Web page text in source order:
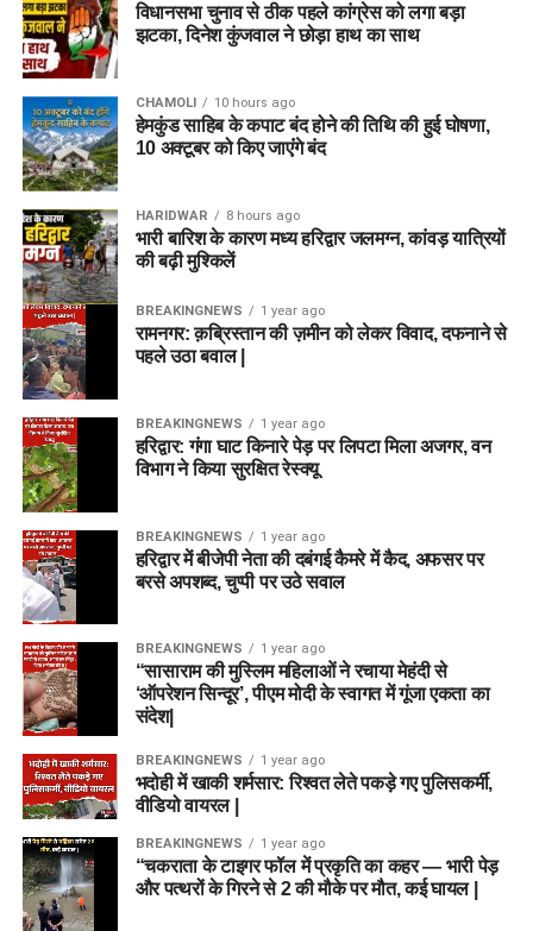
विधानसभा चुनाव से ठीक पहले कांग्रेस को लगा बड़ा
झटका, दिनेश कुंजवाल ने छोड़ा हाथ का साथ
CHAMOLI 10 hours ago
हेमकुंड साहिब के कपाट बंद होने की तिथि की हुई घोषणा,
10 अक्टूबर को किए जाएंंगे बंद
HARIDWAR 8 hours ago
भारी बारिश के कारण मध्य हरिद्वार जलमग्न, कांवड़ यात्रियों
की बढ़ी मुश्किलें
BREAKINGNEWS 1 year ago
रामनगर: क़ब्रिस्तान की ज़मीन को लेकर विवाद, दफनाने से
पहले उठा बवाल |
BREAKINGNEWS 1 year ago
हरिद्वार: गंगा घाट किनारे पेड़ पर लिपटा मिला अजगर, वन
विभाग ने किया सुरक्षित रेस्क्यू
BREAKINGNEWS 1 year ago
हरिद्वार में बीजेपी नेता की दबंगई कैमरे में कैद, अफसर पर
बरसे अपशब्द, चुप्पी पर उठे सवाल
BREAKINGNEWS 1 year ago
“सासाराम की मुस्लिम महिलाओं ने रचाया मेहंदी से
‘ऑपरेशन सिन्दूर’, पीएम मोदी के स्वागत में गूंजा एकता का
संदेश|
BREAKINGNEWS 1 year ago
भदोही में खाकी शर्मसार: रिश्वत लेते पकड़े गए पुलिसकर्मी,
वीडियो वायरल |
BREAKINGNEWS 1 year ago
“चकराता के टाइगर फॉल में प्रकृति का कहर — भारी पेड़
और पत्थरों के गिरने से 2 की मौके पर मौत, कई घायल |